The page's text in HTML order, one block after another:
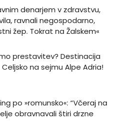
denarjem v zdravstvu,
ravnali negospodarno,
žep. Tokrat na Žalskem«
prestavitev? Destinacija
na sejmu Alpe Adria!
po »romunsko«: “Včeraj na
obravnavali štiri drzne